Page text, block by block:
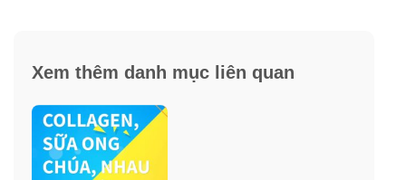
đồng thời kích thích độ đàn hồi của da rõ rệt so với các
loại collagen thông thường.
Vitamin C: vừa là hoạt chất giúp da trắng mịn, vừa
chất dẫn xuất để kích thích sản sinh collagen tự nhiên.
Đồng thời đây là thành phần chống oxy hóa cao, giúp
Xem thêm danh mục liên quan